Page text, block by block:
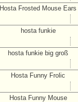
Hosta Frosted Mouse Ears
hosta funkie
hosta funkie big groß
Hosta Funny Frolic
Hosta Funny Mouse